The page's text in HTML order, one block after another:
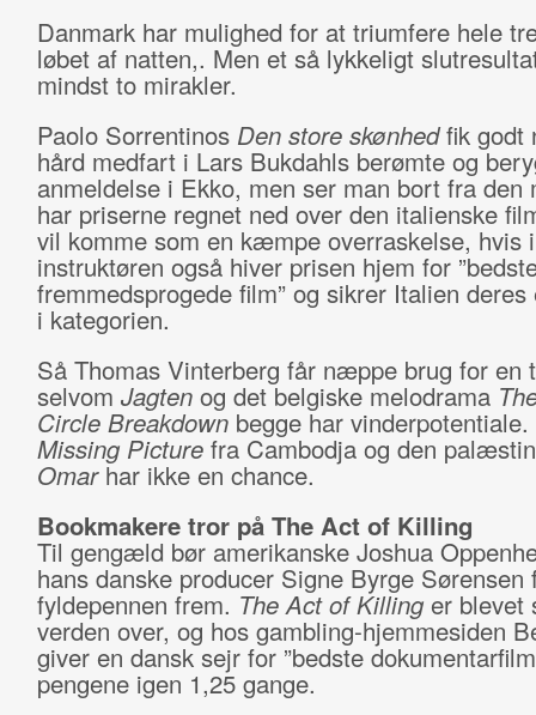
Danmark har mulighed for at triumfere hele
løbet af natten,. Men et så lykkeligt
mindst to mirakler.
Paolo Sorrentinos Den store skønhedfik godt
hård medfart i Lars Bukdahls berømte og
anmeldelse i Ekko, men ser man bort fra den
har priserne regnet ned over den italienske
vil komme som en kæmpe overraskelse, hvis
instruktøren også hiver prisen hjem for
fremmedsprogede film” og sikrer Italien
i kategorien.
Så Thomas Vinterberg får næppe brug for en
selvom Jagten og det belgiske melodrama
Circle Breakdownbegge har vinderpotentiale.
Missing Picturefra Cambodja og den
Omarhar ikke en chance.
Bookmakere tror på The Act of Killing
Til gengæld bør amerikanske Joshua
hans danske producer Signe Byrge Sørensen
fyldepennen frem. The Act of Killing er blevet
verden over, og hos gambling-hjemmesiden
giver en dansk sejr for ”bedste
pengene igen 1,25 gange.